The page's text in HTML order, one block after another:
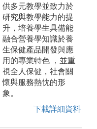
供多元教學並致力於
研究與教學能力的提
升，培養學生具備能
融合營養學知識於養
生保健產品開發與應
用的專業特色 ，並重
視全人保健，社會關
懷與服務熱忱的形
象。
下載詳細資料